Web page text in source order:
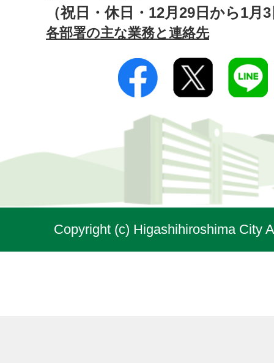
（祝日・休日・12月29日から1月
各部署の主な業務と連絡先
Copyright (c) Higashihiroshima City